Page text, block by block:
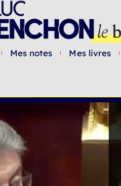
Mes notes Mes livres